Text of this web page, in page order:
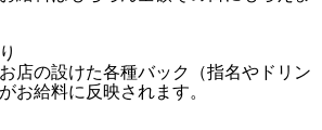
店の設けた各種バック（指名やドリン
お給料に反映されます。